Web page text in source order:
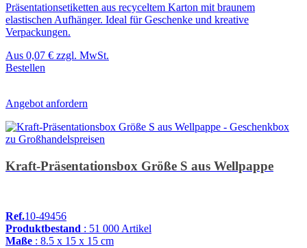
Präsentationsetiketten aus recyceltem Karton mit braunem
elastischen Aufhänger. Ideal für Geschenke und kreative
Verpackungen.
Aus 0,07 € zzgl. MwSt.
Bestellen
Angebot anfordern
Kraft-Präsentationsbox Größe S aus Wellpappe
Ref.10-49456
Produktbestand : 51 000 Artikel
Maße : 8.5 x 15 x 15 cm